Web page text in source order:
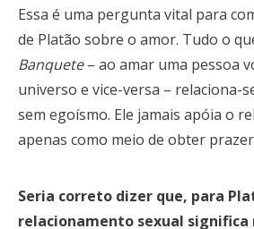
Essa é uma pergunta vital para
de Platão sobre o amor. Tudo o
Banquete– ao amar uma pessoa
universo e vice-versa – relaciona-
sem egoísmo. Ele jamais apóia o
apenas como meio de obter
Seria correto dizer que, para
relacionamento sexual significa